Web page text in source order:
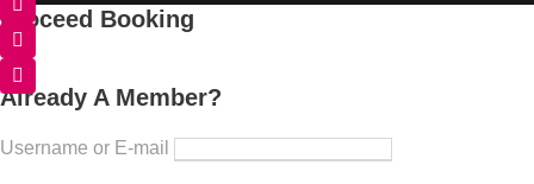
Proceed Booking
Already A Member?
Username or E-mail